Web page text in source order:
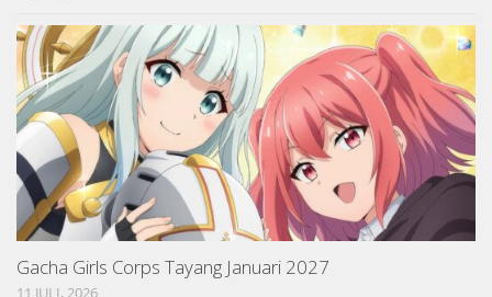
Gacha Girls Corps Tayang Januari 2027
11 JULI, 2026